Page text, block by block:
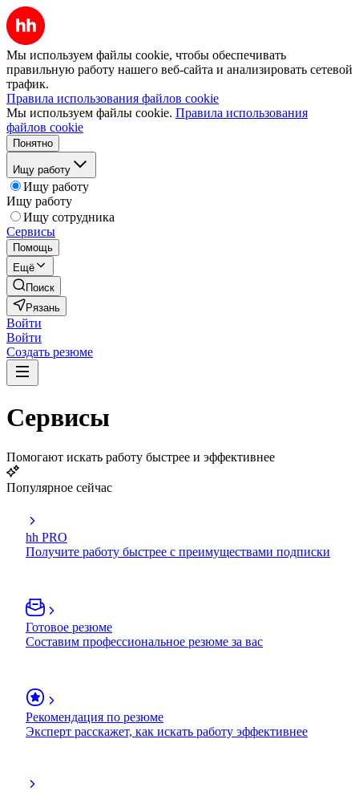
Мы используем файлы cookie, чтобы обеспечивать
правильную работу нашего веб-сайта и анализировать сетевой
трафик.
Правила использования файлов cookie
Мы используем файлы cookie. Правила использования
файлов cookie
Понятно
Ищу работу
Ищу работу
Ищу работу
Ищу сотрудника
Сервисы
Помощь
Ещё
Поиск
Рязань
Войти
Войти
Создать резюме
Сервисы
Помогают искать работу быстрее и эффективнее
Популярное сейчас
hh PRO
Получите работу быстрее с преимуществами подписки
Готовое резюме
Составим профессиональное резюме за вас
Рекомендация по резюме
Эксперт расскажет, как искать работу эффективнее